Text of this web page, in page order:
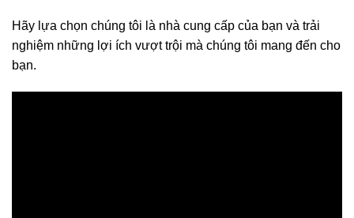
Hãy lựa chọn chúng tôi là nhà cung cấp của bạn và trải
nghiệm những lợi ích vượt trội mà chúng tôi mang đến cho
bạn.